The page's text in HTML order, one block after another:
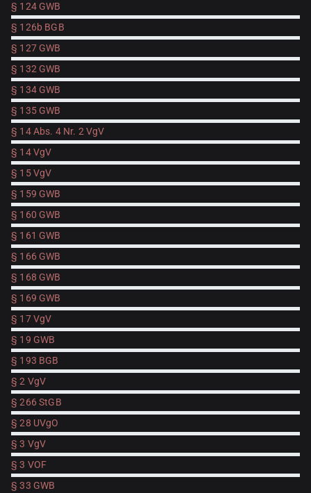
§ 124 GWB
§ 126b BGB
§ 127 GWB
§ 132 GWB
§ 134 GWB
§ 135 GWB
§ 14 Abs. 4 Nr. 2 VgV
§ 14 VgV
§ 15 VgV
§ 159 GWB
§ 160 GWB
§ 161 GWB
§ 166 GWB
§ 168 GWB
§ 169 GWB
§ 17 VgV
§ 19 GWB
§ 193 BGB
§ 2 VgV
§ 266 StGB
§ 28 UVgO
§ 3 VgV
§ 3 VOF
§ 33 GWB